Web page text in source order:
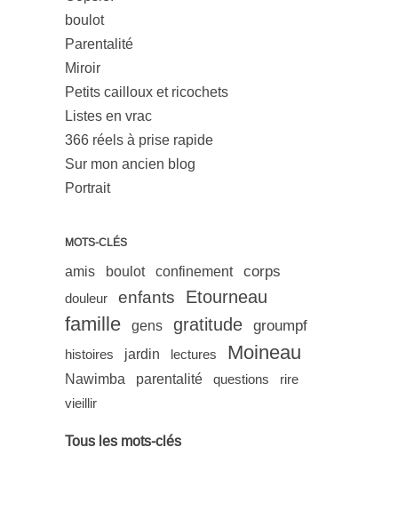
boulot
Parentalité
Miroir
Petits cailloux et ricochets
Listes en vrac
366 réels à prise rapide
Sur mon ancien blog
Portrait
MOTS-CLÉS
amis boulot confinement corps
douleur enfants Etourneau
famille gens gratitude groumpf
histoires jardin lectures Moineau
Nawimba parentalité questions
rire
vieillir
Tous les mots-clés